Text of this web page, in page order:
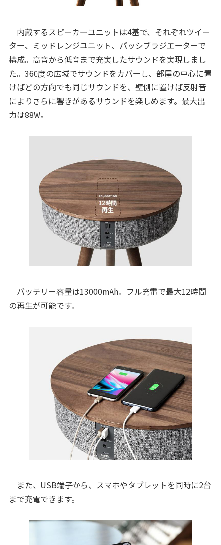
内蔵するスピーカーユニットは4基で、それぞれツイー
ター、ミッドレンジユニット、パッシブラジエーターで
構成。高音から低音まで充実したサウンドを実現しまし
た。360度の広域でサウンドをカバーし、部屋の中心に置
けばどの方向でも同じサウンドを、壁側に置けば反射音
によりさらに響きがあるサウンドを楽しめます。最大出
力は88W。
バッテリー容量は13000mAh。フル充電で最大12時間
の再生が可能です。
また、USB端子から、スマホやタブレットを同時に2台
まで充電できます。